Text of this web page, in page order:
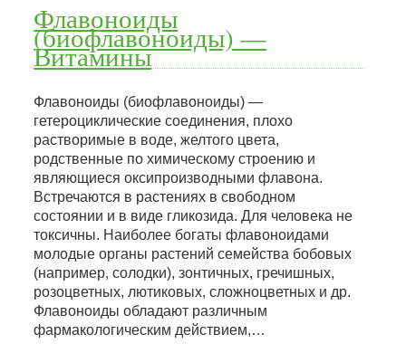
Флавоноиды
(биофлавоноиды) —
Витамины
Флавоноиды (биофлавоноиды) —
гетероциклические соединения, плохо
растворимые в воде, желтого цвета,
родственные по химическому строению и
являющиеся оксипроизводными флавона.
Встречаются в растениях в свободном
состоянии и в виде гликозида. Для человека не
токсичны. Наиболее богаты флавоноидами
молодые органы растений семейства бобовых
(например, солодки), зонтичных, гречишных,
розоцветных, лютиковых, сложноцветных и др.
Флавоноиды обладают различным
фармакологическим действием,…